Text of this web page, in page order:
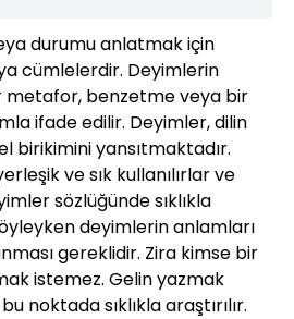
durumu anlatmak için
cümlelerdir. Deyimlerin
metafor, benzetme veya bir
ifade edilir. Deyimler, dilin
birikimini yansıtmaktadır.
ve sık kullanılırlar ve
sözlüğünde sıklıkla
deyimlerin anlamları
gereklidir. Zira kimse bir
istemez. Gelin yazmak
noktada sıklıkla araştırılır.